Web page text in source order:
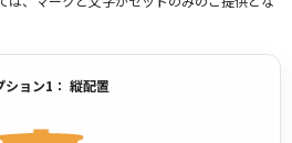
ション1： 縦配置